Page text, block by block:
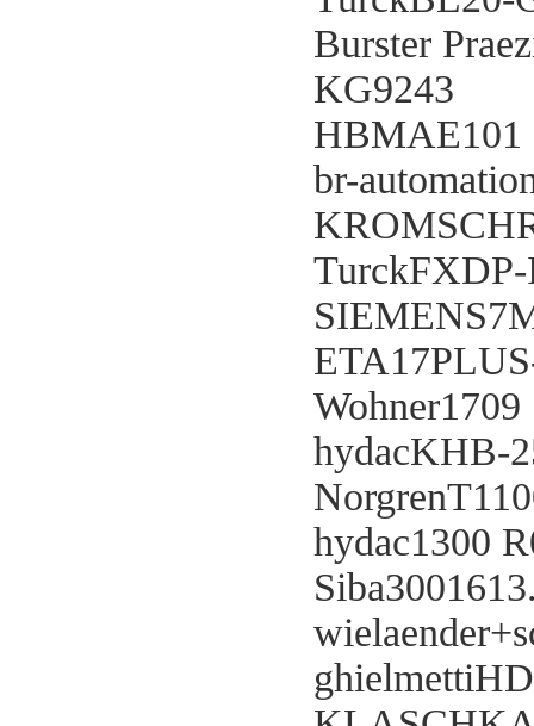
Burster
KG9243
HBMAE101
br-
Wohner1709
hydacKHB-
hydac1300